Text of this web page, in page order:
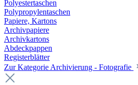
Polyestertaschen
Polypropylentaschen
Papiere, Kartons
Archivpapiere
Archivkartons
Abdeckpappen
Registerblätter
Zur Kategorie Archivierung - Fotografie